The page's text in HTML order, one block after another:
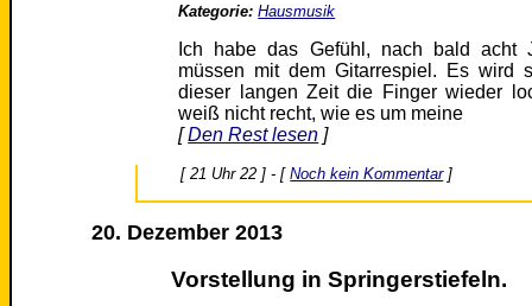
Kategorie: Hausmusik
Ich habe das Gefühl, nach bald acht
müssen mit dem Gitarrespiel. Es wird
dieser langen Zeit die Finger wieder
weiß nicht recht, wie es um meine
[Den Rest lesen ]
[ 21 Uhr 22 ] - [Noch kein Kommentar]
20. Dezember 2013
Vorstellung in Springerstiefeln.